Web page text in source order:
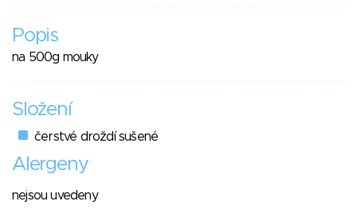
Popis
na 500g mouky
Složení
čerstvé droždí sušené
Alergeny
nejsou uvedeny